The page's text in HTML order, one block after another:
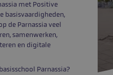
met Positive
basisvaardigheden,
de Parnassia veel
samenwerken,
en digitale
Parnassia?